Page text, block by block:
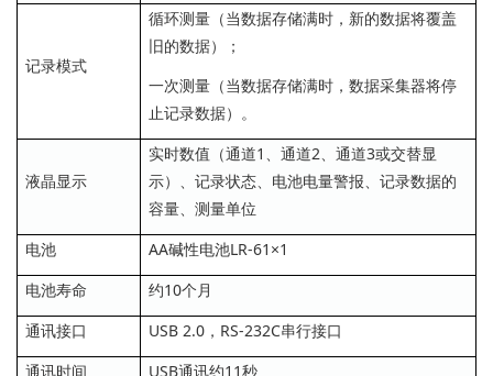
记录模式
循环测量（当数据存储满时，新的数据将覆盖
旧的数据）；
一次测量（当数据存储满时，数据采集器将停
止记录数据）。
液晶显示
实时数值（通道1、通道2、通道3或交替显
示）、记录状态、电池电量警报、记录数据的
容量、测量单位
电池
AA碱性电池LR-61×1
电池寿命
约10个月
通讯接口
USB 2.0，RS-232C串行接口
通讯时间
USB通讯约11秒